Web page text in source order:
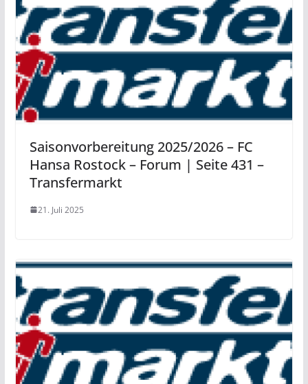
Saisonvorbereitung 2025/2026 – FC
Hansa Rostock – Forum | Seite 431 –
Transfermarkt
21. Juli 2025